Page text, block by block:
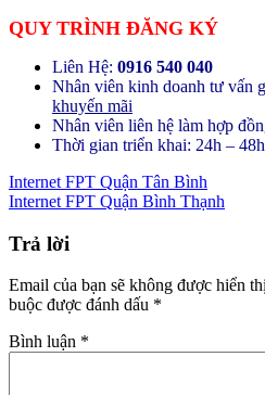
QUY TRÌNH ĐĂNG KÝ
Liên Hệ: 0916 540 040
Nhân viên kinh doanh tư vấn
khuyến mãi
Nhân viên liên hệ làm hợp
Thời gian triển khai: 24h –
Internet FPT Quận Tân Bình
Internet FPT Quận Bình Thạnh
Trả lời
Email của bạn sẽ không được hiển
buộc được đánh dấu *
Bình luận *